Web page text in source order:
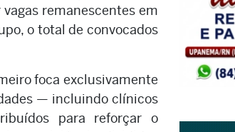
remanescentes em
o total de convocados
foca exclusivamente
— incluindo clínicos
para reforçar o